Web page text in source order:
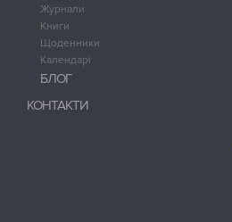
Журнали
Книги
Щоденники
Календарі
БЛОГ
КОНТАКТИ